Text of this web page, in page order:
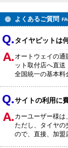
よくあるご質問
タイヤピットは
オートウェイの
ット取付店へ直送
全国統一の基本料
サイトの利用に
カーユーザー様は
ただし、タイヤの
ので、直接、加盟